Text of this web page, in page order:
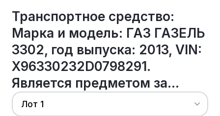
Транспортное средство:
Марка и модель: ГАЗ ГАЗЕЛЬ
3302, год выпуска: 2013, VIN:
X96330232D0798291.
Является предметом за...
Лот 1